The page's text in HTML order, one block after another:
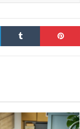
LinkedIn Tumblr